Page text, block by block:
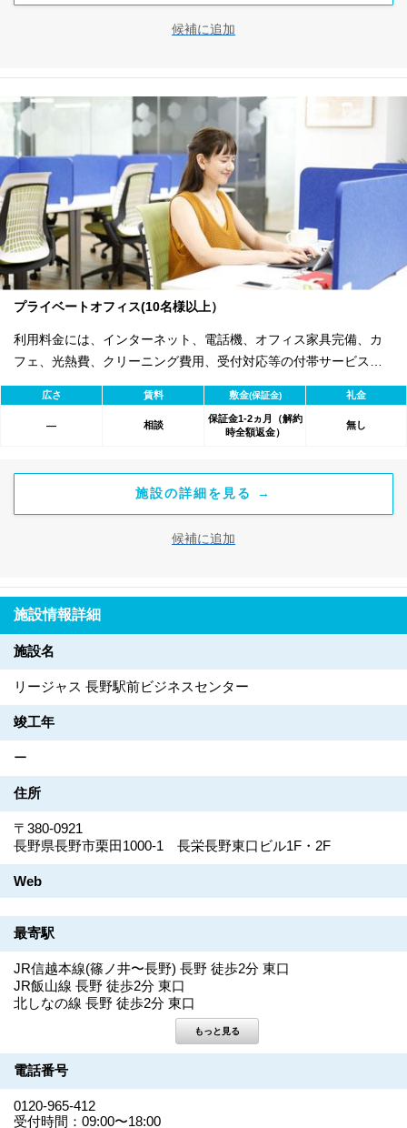
候補に追加
プライベートオフィス(10名様以上）
利用料金には、インターネット、電話機、オフィス家具完備、カ
フェ、光熱費、クリーニング費用、受付対応等の付帯サービスす
べて含まれ、追加料金不要です。 また適宜キャンペーン、契約期
間による割引特典あります。
広さ 賃料 敷金(保証金) 礼金
― 相談
保証金1-2ヵ月（解約
時全額返金）
無し
施設の詳細を見る →
候補に追加
施設情報詳細
施設名
リージャス 長野駅前ビジネスセンター
竣工年
ー
住所
〒380-0921
長野県長野市栗田1000-1 長栄長野東口ビル1F・2F
Web
最寄駅
JR信越本線(篠ノ井〜長野) 長野 徒歩2分 東口
JR飯山線 長野 徒歩2分 東口
北しなの線 長野 徒歩2分 東口
電話番号
0120-965-412
受付時間：09:00〜18:00